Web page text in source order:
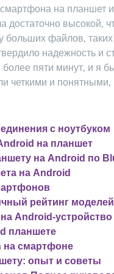
на планшет
высокой‚
файлов‚
надежность и
пяти минут‚ и я
и понятными‚
с ноутбуком
на планшет
на Android по
на Android
рейтинг моделей
Android-
планшете
на смартфоне
опыт и советы